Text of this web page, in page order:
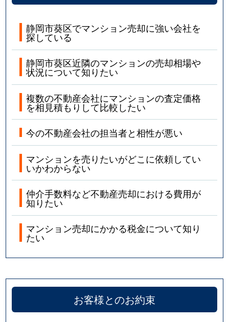
静岡市葵区でマンション売却に強い会社を
探している
静岡市葵区近隣のマンションの売却相場や
状況について知りたい
複数の不動産会社にマンションの査定価格
を相見積もりして比較したい
今の不動産会社の担当者と相性が悪い
マンションを売りたいがどこに依頼してい
いかわからない
仲介手数料など不動産売却における費用が
知りたい
マンション売却にかかる税金について知り
たい
お客様とのお約束